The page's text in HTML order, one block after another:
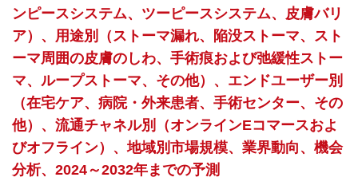
ンピースシステム、ツーピースシステム、皮膚バリ
ア）、用途別（ストーマ漏れ、陥没ストーマ、スト
ーマ周囲の皮膚のしわ、手術痕および弛緩性ストー
マ、ループストーマ、その他）、エンドユーザー別
（在宅ケア、病院・外来患者、手術センター、その
他）、流通チャネル別（オンラインEコマースおよ
びオフライン）、地域別市場規模、業界動向、機会
分析、2024～2032年までの予測